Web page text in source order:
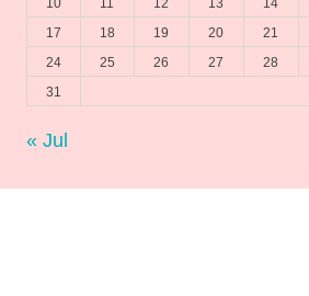
10
11 12 13 14
17
18 19 20 21
24
25 26 27 28
31
« Jul